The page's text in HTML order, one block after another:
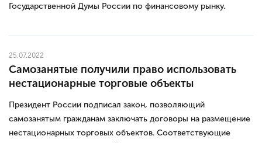
Государственной Думы России по финансовому рынку.
25.07.2022
Самозанятые получили право использовать
нестационарные торговые объекты
Президент России подписал закон, позволяющий
самозанятым гражданам заключать договоры на размещение
нестационарных торговых объектов. Соответствующие